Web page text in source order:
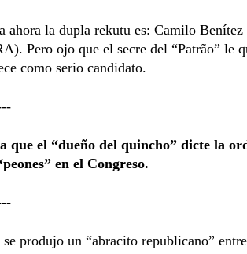
ahora la dupla rekutu es: Camilo
Pero ojo que el secre del “Patrão” le
como serio candidato.
que el “dueño del quincho” dicte la
en el Congreso.
se produjo un “abracito republicano”